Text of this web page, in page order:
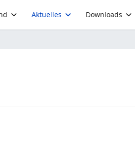
Aktuelles Downloads